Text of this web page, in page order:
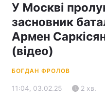
У Москві
засновник
Армен
(відео)
БОГДАН ФРОЛОВ
11:04, 03.02.25 2 хв.